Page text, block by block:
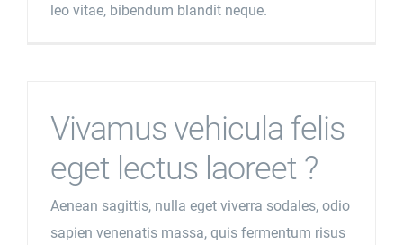
leo vitae, bibendum blandit neque.
Vivamus vehicula felis
eget lectus laoreet ?
Aenean sagittis, nulla eget viverra sodales, odio
sapien venenatis massa, quis fermentum risus